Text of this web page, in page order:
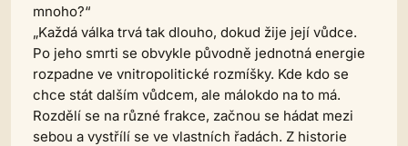
mnoho?“
„Každá válka trvá tak dlouho, dokud žije její vůdce.
Po jeho smrti se obvykle původně jednotná energie
rozpadne ve vnitropolitické rozmíšky. Kde kdo se
chce stát dalším vůdcem, ale málokdo na to má.
Rozdělí se na různé frakce, začnou se hádat mezi
sebou a vystřílí se ve vlastních řadách. Z historie